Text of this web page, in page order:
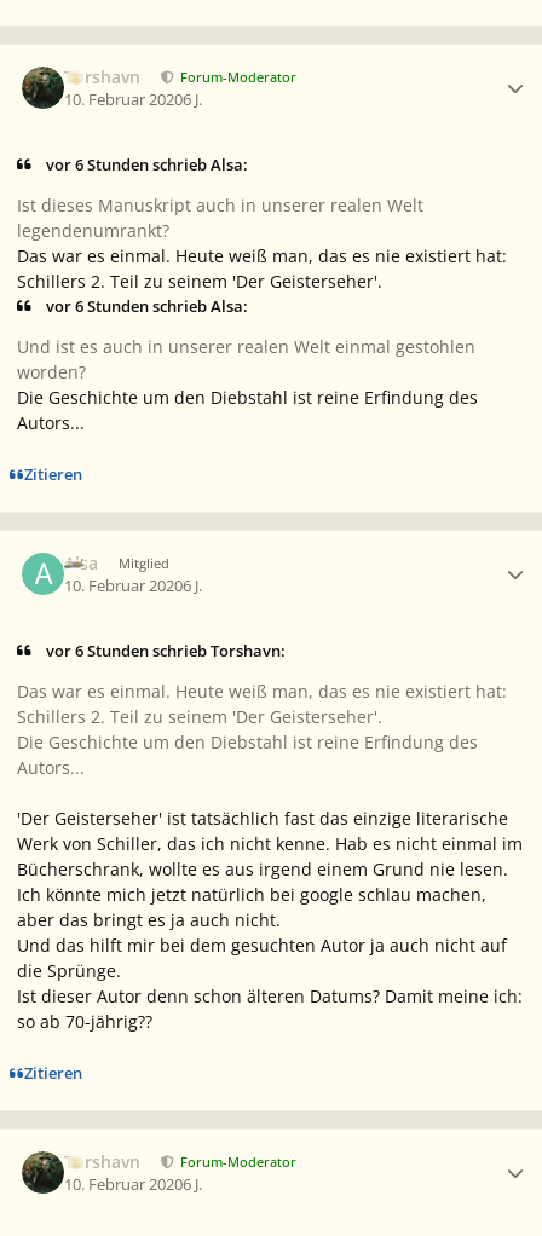
Torshavn Forum-Moderator
10. Februar 20206 J.
vor 6 Stunden schrieb Alsa:
Ist dieses Manuskript auch in unserer realen Welt
legendenumrankt?
Das war es einmal. Heute weiß man, das es nie existiert hat:
Schillers 2. Teil zu seinem 'Der Geisterseher'.
vor 6 Stunden schrieb Alsa:
Und ist es auch in unserer realen Welt einmal gestohlen
worden?
Die Geschichte um den Diebstahl ist reine Erfindung des
Autors...
Zitieren
Alsa Mitglied
10. Februar 20206 J.
vor 6 Stunden schrieb Torshavn:
Das war es einmal. Heute weiß man, das es nie existiert hat:
Schillers 2. Teil zu seinem 'Der Geisterseher'.
Die Geschichte um den Diebstahl ist reine Erfindung des
Autors...
'Der Geisterseher' ist tatsächlich fast das einzige literarische
Werk von Schiller, das ich nicht kenne. Hab es nicht einmal im
Bücherschrank, wollte es aus irgend einem Grund nie lesen.
Ich könnte mich jetzt natürlich bei google schlau machen,
aber das bringt es ja auch nicht.
Und das hilft mir bei dem gesuchten Autor ja auch nicht auf
die Sprünge.
Ist dieser Autor denn schon älteren Datums? Damit meine ich:
so ab 70-jährig??
Zitieren
Torshavn Forum-Moderator
10. Februar 20206 J.